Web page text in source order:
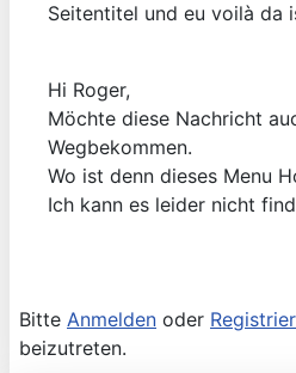
Seitentitel und eu voilà da
Hi Roger,
Möchte diese Nachricht
Wegbekommen.
Wo ist denn dieses Menu
Ich kann es leider nicht
Bitte Anmelden oder
beizutreten.